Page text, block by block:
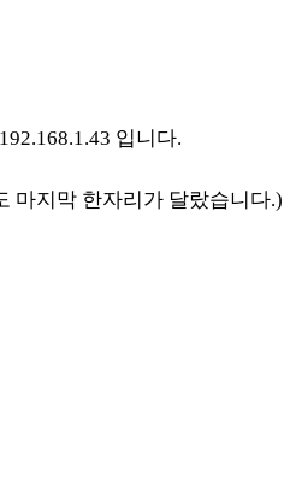
입니다.
마지막 한자리가 달랐습니다.)